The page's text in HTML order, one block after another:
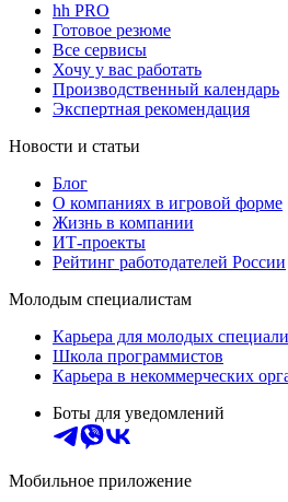
hh PRO
Готовое резюме
Все сервисы
Хочу у вас работать
Производственный календарь
Экспертная рекомендация
Новости и статьи
Блог
О компаниях в игровой форме
Жизнь в компании
ИТ-проекты
Рейтинг работодателей России
Молодым специалистам
Карьера для молодых
Школа программистов
Карьера в некоммерческих
Боты для уведомлений
Мобильное приложение